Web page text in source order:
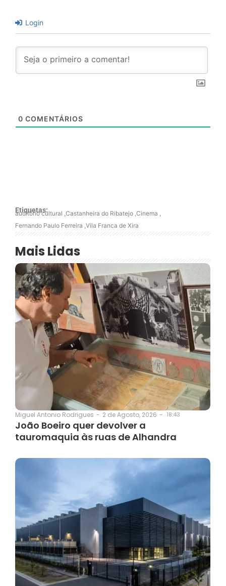
Login
0 COMENTÁRIOS
Etiquetas:
auditório cultural ,Castanheira do Ribatejo ,Cinema ,
Fernando Paulo Ferreira ,Vila Franca de Xira
Mais Lidas
Miguel Antonio Rodrigues - 2 de Agosto, 2026 - 18:43
João Boeiro quer devolver a
tauromaquia às ruas de Alhandra